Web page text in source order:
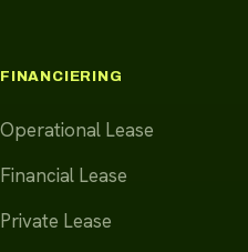
FINANCIERING
Operational Lease
Financial Lease
Private Lease